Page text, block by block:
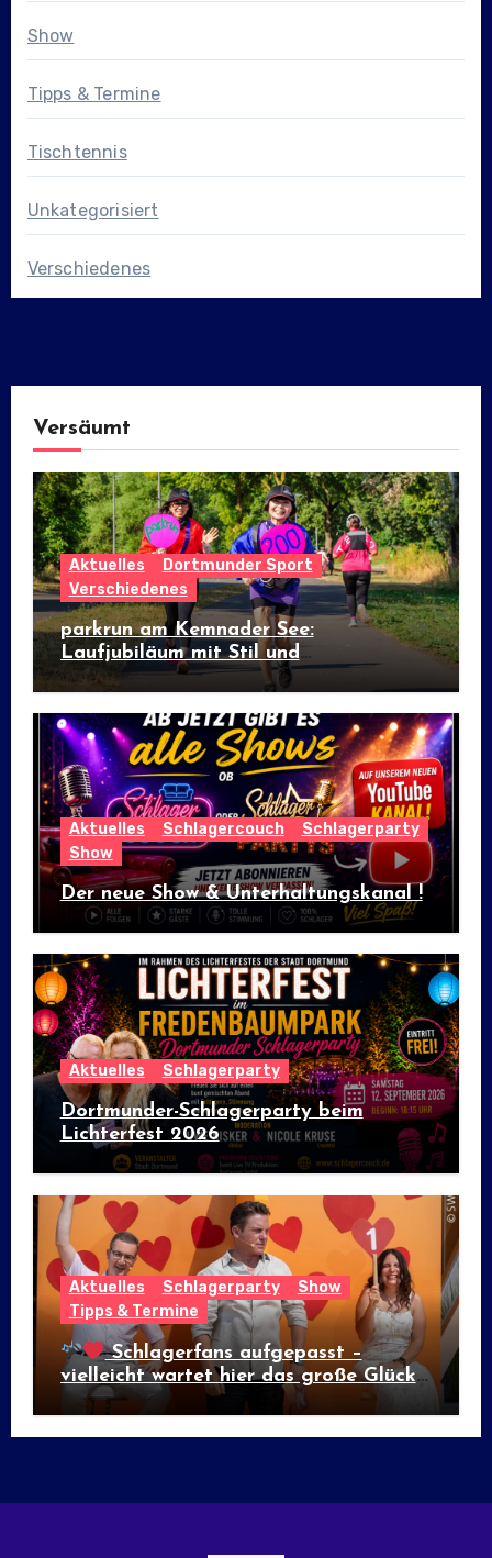
Show
Tipps & Termine
Tischtennis
Unkategorisiert
Verschiedenes
Versäumt
Aktuelles
Dortmunder Sport
Verschiedenes
parkrun am Kemnader See:
Laufjubiläum mit Stil und
internationalem Flair
Aktuelles Schlagercouch
Schlagerparty
Show
Der neue Show & Unterhaltungskanal !
Aktuelles Schlagerparty
Dortmunder-Schlagerparty beim
Lichterfest 2026
Aktuelles Schlagerparty
Show
Tipps & Termine
Schlagerfans aufgepasst –
vielleicht wartet hier das große Glück!